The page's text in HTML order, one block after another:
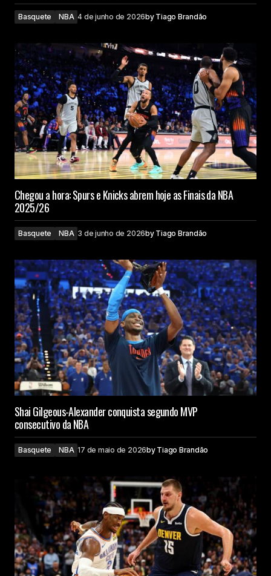
Basquete NBA 4 de junho de 2026by Tiago Brandão
Chegou a hora: Spurs e Knicks abrem hoje as Finais da NBA
2025/26
Basquete NBA 3 de junho de 2026by Tiago Brandão
Shai Gilgeous-Alexander conquista segundo MVP
consecutivo da NBA
Basquete NBA 17 de maio de 2026by Tiago Brandão